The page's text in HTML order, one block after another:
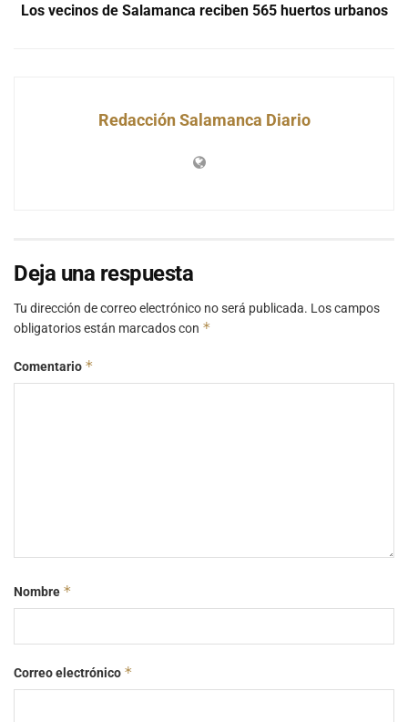
Los vecinos de Salamanca reciben 565 huertos urbanos
Redacción Salamanca Diario
Deja una respuesta
Tu dirección de correo electrónico no será publicada. Los campos
obligatorios están marcados con *
Comentario *
Nombre *
Correo electrónico *